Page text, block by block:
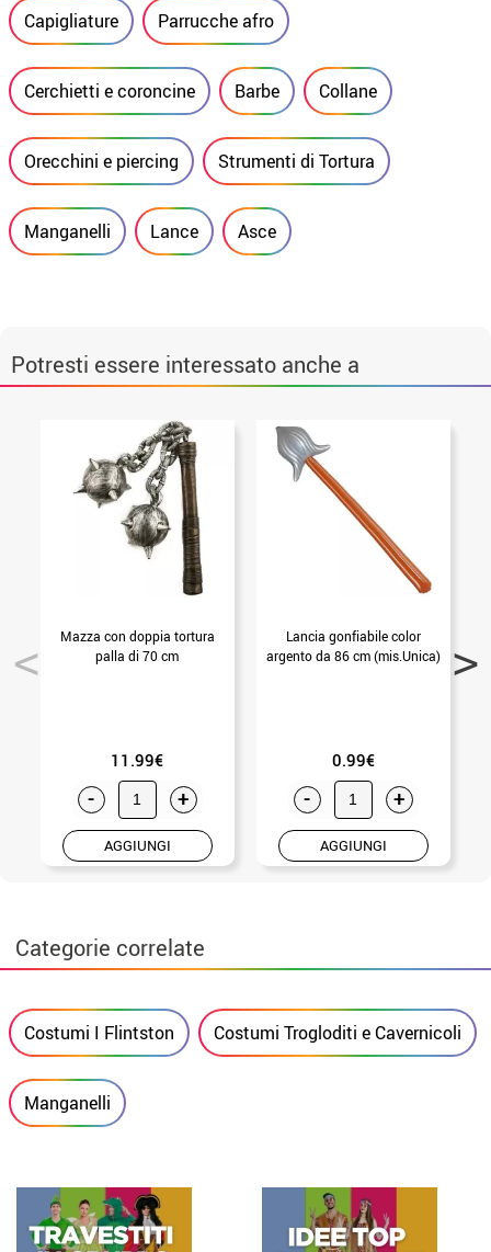
Capigliature Parrucche afro
Cerchietti e coroncine Barbe Collane
Orecchini e piercing Strumenti di Tortura
Manganelli Lance Asce
Potresti essere interessato anche a
Mazza con doppia tortura
palla di 70 cm
11.99€
- +
AGGIUNGI
Lancia gonfiabile color
argento da 86 cm (mis.Unica)
0.99€
- +
AGGIUNGI
Categorie correlate
Costumi I Flintston Costumi Trogloditi e Cavernicoli
Manganelli